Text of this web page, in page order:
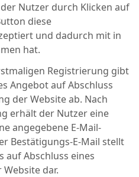
Nutzer durch Klicken auf
diese
und dadurch mit in
hat.
Registrierung gibt
Angebot auf Abschluss
der Website ab. Nach
erhält der Nutzer eine
angegebene E-Mail-
Bestätigungs-E-Mail stellt
auf Abschluss eines
dar.